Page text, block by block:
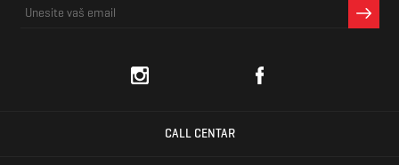
CALL CENTAR